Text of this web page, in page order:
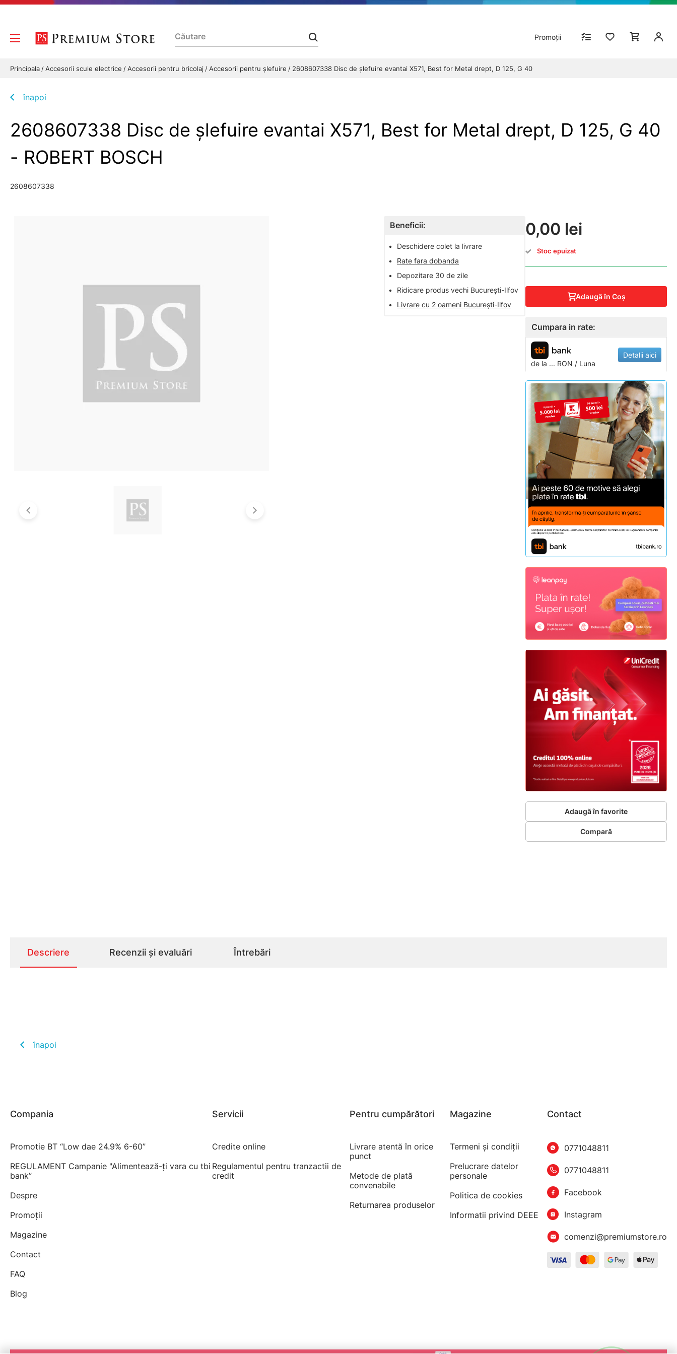
Promoții
Principala Accesorii scule electrice Accesorii pentru bricolaj Accesorii pentru șlefuire 2608607338 Disc de şlefuire evantai X571, Best for Metal drept, D 125, G 40
înapoi
2608607338 Disc de şlefuire evantai X571, Best for Metal drept, D 125, G 40
- ROBERT BOSCH
2608607338
Beneficii:
•
Deschidere colet la livrare
•
Rate fara dobanda
•
Depozitare 30 de zile
•
Ridicare produs vechi București-Ilfov
•
Livrare cu 2 oameni București-Ilfov
0,00 lei
Stoc epuizat
Adaugă în Coş
Cumpara in rate:
de la ... RON / Luna
Detalii aici
Adaugă în favorite
Compară
Descriere Recenzii și evaluări Întrebări
înapoi
Compania
Promotie BT “Low dae 24.9% 6-60”
REGULAMENT Campanie "Alimentează-ți vara cu tbi
bank”
Despre
Promoții
Magazine
Contact
FAQ
Blog
Servicii
Credite online
Regulamentul pentru tranzactii de
credit
Pentru cumpărători
Livrare atentă în orice
punct
Metode de plată
convenabile
Returnarea produselor
Magazine
Termeni şi condiţii
Prelucrare datelor
personale
Politica de cookies
Informatii privind DEEE
Contact
0771048811
0771048811
Facebook
Instagram
comenzi@premiumstore.ro